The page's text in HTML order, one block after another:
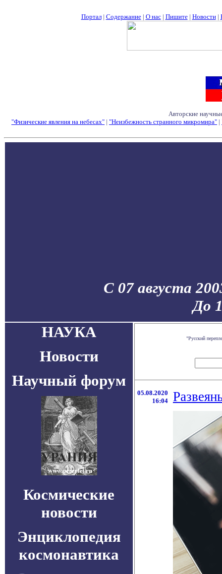
Портал| Содержание| О нас| Пишите| Новости|
Авторские
"Физические явления на небесах" | "Неизбежность странного микромира" |
С 07 августа
До
НАУКА
Новости
Научный форум
Космические
новости
Энциклопедия
космонавтика
"Русский
05.08.2020
16:04